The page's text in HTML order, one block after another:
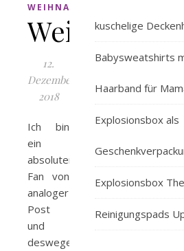
WEIHNACHTEN
12.
Dezember
2018
Ich bin
ein
absoluter
Fan von
analoger
Post
und
deswegen
kuschelige
Babysweatshirts
Haarband für
Explosionsbox als
Explosionsbox
Reinigungspads